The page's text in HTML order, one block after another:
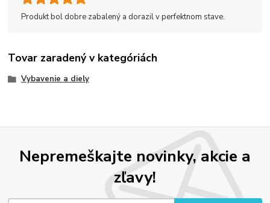
Produkt bol dobre zabalený a dorazil v perfektnom stave.
Tovar zaradený v kategóriách
Vybavenie a diely
Nepremeškajte novinky, akcie a
zľavy!